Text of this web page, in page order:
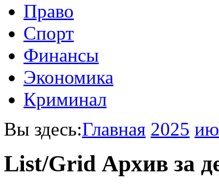
Право
Спорт
Финансы
Экономика
Криминал
Вы здесь:Главная 2025
List/Grid Архив за